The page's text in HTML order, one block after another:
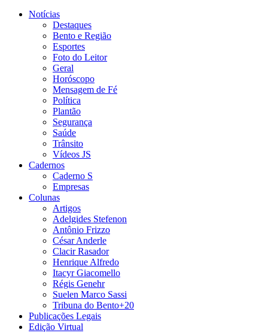
Notícias
Destaques
Bento e Região
Esportes
Foto do Leitor
Geral
Horóscopo
Mensagem de Fé
Política
Plantão
Segurança
Saúde
Trânsito
Vídeos JS
Cadernos
Caderno S
Empresas
Colunas
Artigos
Adelgides Stefenon
Antônio Frizzo
César Anderle
Clacir Rasador
Henrique Alfredo
Itacyr Giacomello
Régis Genehr
Suelen Marco Sassi
Tribuna do Bento+20
Publicações Legais
Edição Virtual